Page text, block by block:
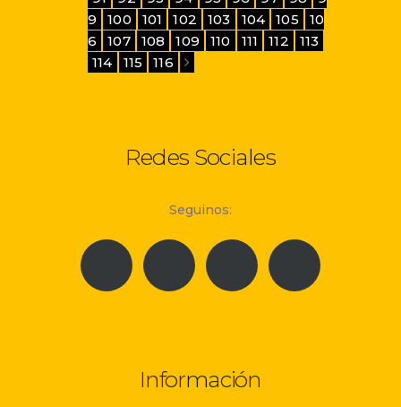
9
100 101 102 103 104 105
10
6
107 108 109 110 111 112
113
114
115 116
Redes Sociales
Seguinos:
Información